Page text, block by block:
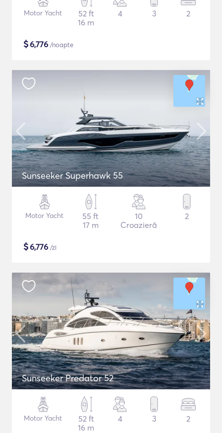
Motor Yacht
52 ft
16 m
4 3 2
$6,776 /noapte
Sunseeker Superhawk 55
Motor Yacht
55 ft
17 m
10
Croazieră
2
$6,776 /zi
Sunseeker Predator 52
Motor Yacht
52 ft
16 m
4 3 2